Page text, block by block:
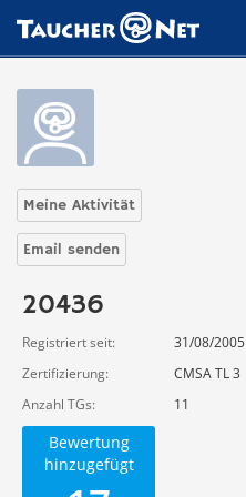
Meine Aktivität
Email senden
20436
Registriert seit
31/08/2005
Zertifizierung
CMSA TL 3
Anzahl TGs
11
Bewertung
hinzugefügt